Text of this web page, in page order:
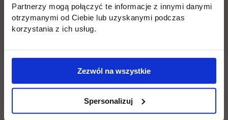
Partnerzy mogą połączyć te informacje z innymi danymi
otrzymanymi od Ciebie lub uzyskanymi podczas
korzystania z ich usług.
Zezwól na wszystkie
Spersonalizuj
podstaw programowych kształcenia ogólnego i
zawodowego. Materiały szkoleniowe dostępne są
przez platformę e-learningową.
Strona internetowaOn-Line Educationlink otwiera się w
.